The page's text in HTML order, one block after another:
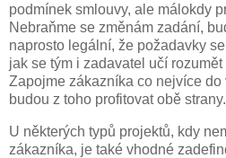
podmínek smlouvy, ale málokdy
Nebraňme se změnám zadání,
naprosto legální, že požadavky
jak se tým i zadavatel učí
Zapojme zákazníka co nejvíce
budou z toho profitovat obě strany.
U některých typů projektů, kdy
zákazníka, je také vhodné